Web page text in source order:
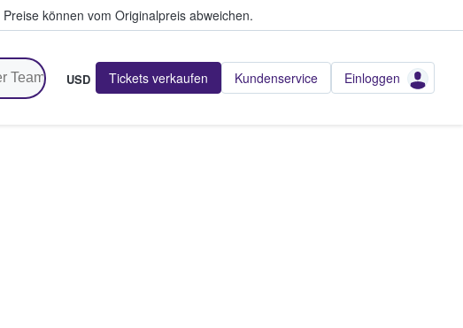
Preise können vom Originalpreis abweichen.
USD Tickets verkaufen Kundenservice Einloggen